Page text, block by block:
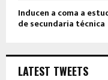
Inducen a coma a
de secundaria técnica
LATEST TWEETS